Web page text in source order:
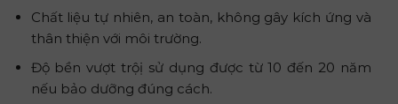
Chất liệu tự nhiên, an toàn, không gây kích ứng và
thân thiện với môi trường.
Độ bền vượt trộị sử dụng được từ 10 đến 20 năm
nếu bảo dưỡng đúng cách.